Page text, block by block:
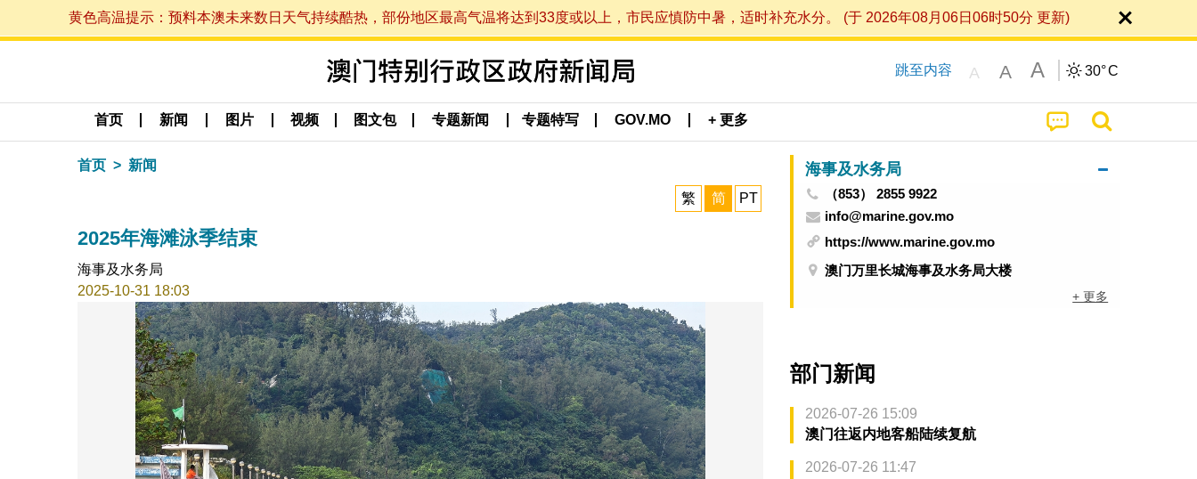
黄色高温提示：预料本澳未来数日天气持续酷热，部份地区最高气温将达到33度或以上，市民应慎防中暑，适时补充水分。 (于 2026年08月06日06时50分 更新)
跳至内容 A A A 30°C
首页 新闻 图片 视频 图文包 专题新闻 专题特写 GOV.MO + 更多
首页 新闻
繁 简 PT
2025年海滩泳季结束
海事及水务局
2025-10-31 18:03
海事及水务局
（853） 2855 9922
info@marine.gov.mo
https://www.marine.gov.mo
澳门万里长城海事及水务局大楼
+ 更多
部门新闻
2026-07-26 15:09
澳门往返内地客船陆续复航
2026-07-26 11:47